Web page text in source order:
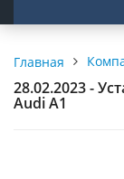
Главная
28.02.2023 -
Audi A1